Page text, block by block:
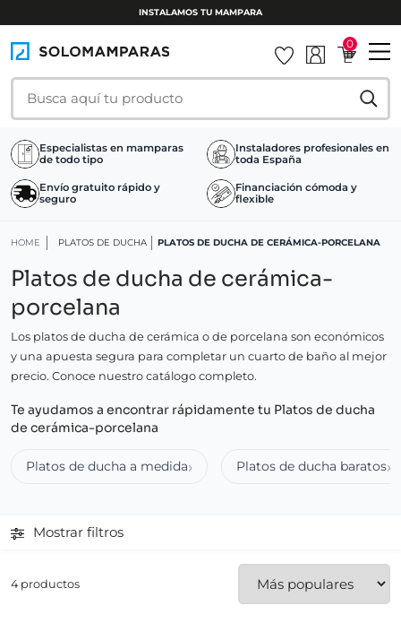
INSTALAMOS TU MAMPARA
0
Especialistas en mamparas
de todo tipo
Instaladores profesionales en
toda España
Envío gratuito rápido y
seguro
Financiación cómoda y
flexible
HOME PLATOS DE DUCHA PLATOS DE DUCHA DE CERÁMICA-PORCELANA
Platos de ducha de cerámica-
porcelana
Los platos de ducha de cerámica o de porcelana son económicos
y una apuesta segura para completar un cuarto de baño al mejor
precio. Conoce nuestro catálogo completo.
Te ayudamos a encontrar rápidamente tu Platos de ducha
de cerámica-porcelana
Platos de ducha a medida Platos de ducha baratos
Mostrar filtros
4 productos